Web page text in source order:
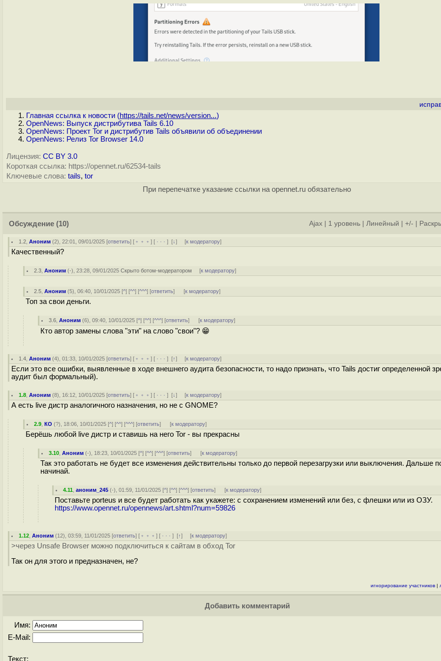
Главная ссылка к новости (https://tails.net/news/version...)
OpenNews: Выпуск дистрибутива Tails 6.10
OpenNews: Проект Tor и дистрибутив Tails объявили об объединении
OpenNews: Релиз Tor Browser 14.0
Лицензия: CC BY 3.0
Короткая ссылка: https://opennet.ru/62534-tails
Ключевые слова: tails, tor
При перепечатке указание ссылки на opennet.ru обязательно
Обсуждение (10) Ajax 1 уровень Линейный +/-
1.2 ,Аноним (2), 22:01, 09/01/2025 [ответить] [ ﹢﹢﹢] [ · · ·][↓] [к модератору]
Качественный?
2.3 ,Аноним (-), 23:28, 09/01/2025Скрыто ботом-модератором [к модератору]
2.5 ,Аноним (5), 06:40, 10/01/2025 [^] [^^] [^^^] [ответить] [к модератору]
Топ за свои деньги.
3.6 ,Аноним (6), 09:40, 10/01/2025 [^] [^^] [^^^] [ответить] [к модератору]
Кто автор замены слова "эти" на слово "свои"? 😁
1.4 ,Аноним (4), 01:33, 10/01/2025 [ответить] [ ﹢﹢﹢] [ · · ·][↑] [к модератору]
Если это все ошибки, выявленные в ходе внешнего аудита безопасности, то надо признать, что Tails достиг определенной
аудит был формальный).
1.8 ,Аноним (8), 16:12, 10/01/2025 [ответить] [ ﹢﹢﹢] [ · · ·][↓] [к модератору]
А есть live дистр аналогичного назначения, но не с GNOME?
2.9 ,КО (?), 18:06, 10/01/2025 [^] [^^] [^^^] [ответить] [к модератору]
Берёшь любой live дистр и ставишь на него Tor - вы прекрасны
3.10 ,Аноним (-), 18:23, 10/01/2025 [^] [^^] [^^^] [ответить] [к модератору]
Так это работать не будет все изменения действительны только до первой перезагрузки или выключения. Дальше
начинай.
4.11 ,аноним_245 (-), 01:59, 11/01/2025 [^] [^^] [^^^] [ответить] [к модератору]
Поставьте porteus и все будет работать как укажете: с сохранением изменений или без, с флешки или из ОЗУ.
https://www.opennet.ru/opennews/art.shtml?num=59826
1.12 ,Аноним (12), 03:59, 11/01/2025 [ответить] [ ﹢﹢﹢] [ · · ·][↑] [к модератору]
>через Unsafe Browser можно подключиться к сайтам в обход Tor
Так он для этого и предназначен, не?
игнорирование участников |
Добавить комментарий
Имя:
E-Mail:
Текст: